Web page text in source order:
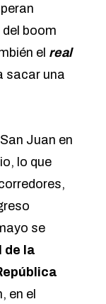
boom
el real
sacar una
Juan en
lo que
se
de la
en el